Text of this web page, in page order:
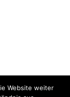
Website weiter